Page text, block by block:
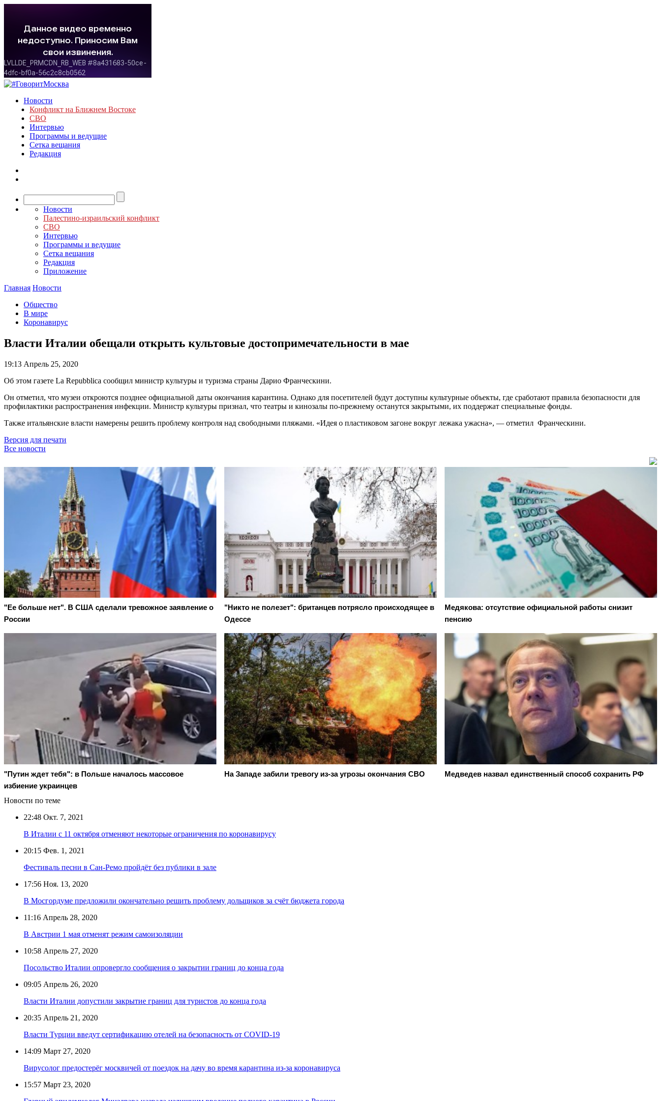
Новости
Конфликт на Ближнем Востоке
СВО
Интервью
Программы и ведущие
Сетка вещания
Редакция
Новости
Палестино-израильский конфликт
СВО
Интервью
Программы и ведущие
Сетка вещания
Редакция
Приложение
Главная Новости
Общество
В мире
Коронавирус
Власти Италии обещали открыть культовые достопримечательности в мае
19:13 Апрель 25, 2020
Об этом газете La Repubblica сообщил министр культуры и туризма страны Дарио Франческини.
Он отметил, что музеи откроются позднее официальной даты окончания карантина. Однако для посетителей будут доступны культурные объекты, где сработают правила безопасности для
профилактики распространения инфекции. Министр культуры признал, что театры и кинозалы по-прежнему останутся закрытыми, их поддержат специальные фонды.
Также итальянские власти намерены решить проблему контроля над свободными пляжами. «Идея о пластиковом загоне вокруг лежака ужасна», — отметил Франческини.
Версия для печати
Все новости
"Ее больше нет". В США сделали тревожное заявление о
России
"Никто не полезет": британцев потрясло происходящее в
Одессе
Медякова: отсутствие официальной работы снизит
пенсию
"Путин ждет тебя": в Польше началось массовое
избиение украинцев
На Западе забили тревогу из-за угрозы окончания СВО Медведев назвал единственный способ сохранить РФ
Новости по теме
22:48 Окт. 7, 2021
В Италии с 11 октября отменяют некоторые ограничения по коронавирусу
20:15 Фев. 1, 2021
Фестиваль песни в Сан-Ремо пройдёт без публики в зале
17:56 Ноя. 13, 2020
В Мосгордуме предложили окончательно решить проблему дольщиков за счёт бюджета города
11:16 Апрель 28, 2020
В Австрии 1 мая отменят режим самоизоляции
10:58 Апрель 27, 2020
Посольство Италии опровергло сообщения о закрытии границ до конца года
09:05 Апрель 26, 2020
Власти Италии допустили закрытие границ для туристов до конца года
20:35 Апрель 21, 2020
Власти Турции введут сертификацию отелей на безопасность от COVID-19
14:09 Март 27, 2020
Вирусолог предостерёг москвичей от поездок на дачу во время карантина из-за коронавируса
15:57 Март 23, 2020